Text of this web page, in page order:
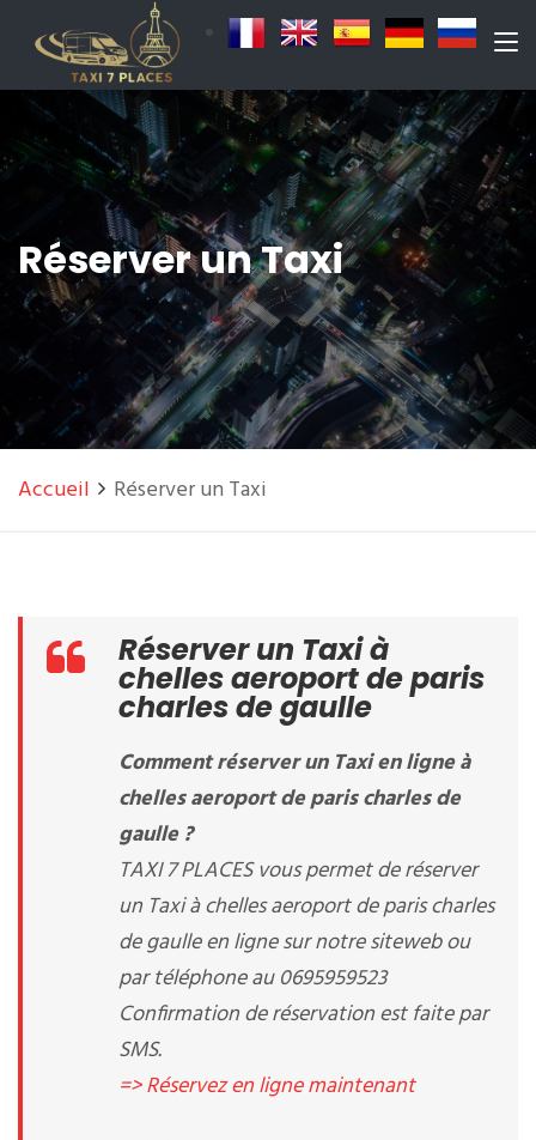
Réserver un Taxi
Accueil Réserver un Taxi
Réserver un Taxi à
chelles aeroport de paris
charles de gaulle
Comment réserver un Taxi en ligne à
chelles aeroport de paris charles de
gaulle ?
TAXI 7 PLACES vous permet de réserver
un Taxi à chelles aeroport de paris charles
de gaulle en ligne sur notre siteweb ou
par téléphone au 0695959523
Confirmation de réservation est faite par
SMS.
=> Réservez en ligne maintenant